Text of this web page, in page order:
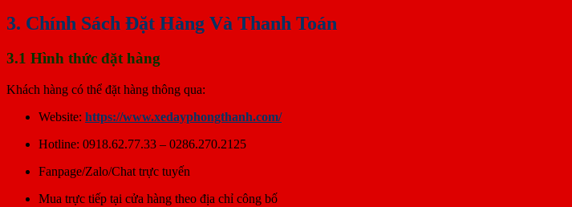
3. Chính Sách Đặt Hàng Và Thanh Toán
3.1 Hình thức đặt hàng
Khách hàng có thể đặt hàng thông qua:
Website: https://www.xedayphongthanh.com/
Hotline: 0918.62.77.33 – 0286.270.2125
Fanpage/Zalo/Chat trực tuyến
Mua trực tiếp tại cửa hàng theo địa chỉ công bố